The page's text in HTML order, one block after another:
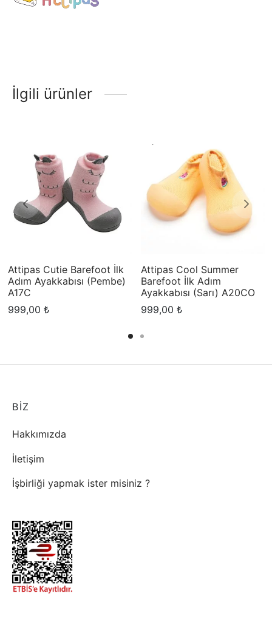
İlgili ürünler
Attipas Cutie Barefoot İlk
Adım Ayakkabısı (Pembe)
A17C
999,00 ₺
.
Attipas Cool Summer
Barefoot İlk Adım
Ayakkabısı (Sarı) A20CO
999,00 ₺
BİZ
Hakkımızda
İletişim
İşbirliği yapmak ister misiniz ?